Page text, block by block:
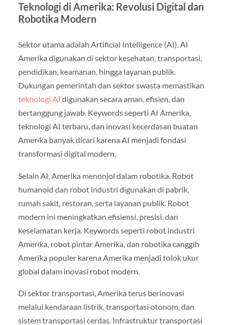
Teknologi di Amerika: Revolusi Digital dan
Robotika Modern
Sektor utama adalah Artificial Intelligence (AI). AI
Amerika digunakan di sektor kesehatan, transportasi,
pendidikan, keamanan, hingga layanan publik.
Dukungan pemerintah dan sektor swasta memastikan
teknologi AI digunakan secara aman, efisien, dan
bertanggung jawab. Keywords seperti AI Amerika,
teknologi AI terbaru, dan inovasi kecerdasan buatan
Amerika banyak dicari karena AI menjadi fondasi
transformasi digital modern.
Selain AI, Amerika menonjol dalam robotika. Robot
humanoid dan robot industri digunakan di pabrik,
rumah sakit, restoran, serta layanan publik. Robot
modern ini meningkatkan efisiensi, presisi, dan
keselamatan kerja. Keywords seperti robot industri
Amerika, robot pintar Amerika, dan robotika canggih
Amerika populer karena Amerika menjadi tolok ukur
global dalam inovasi robot modern.
Di sektor transportasi, Amerika terus berinovasi
melalui kendaraan listrik, transportasi otonom, dan
sistem transportasi cerdas. Infrastruktur transportasi